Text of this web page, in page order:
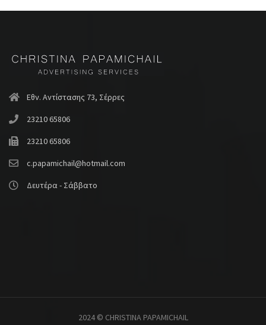
Εθν. Αντίστασης 73, Σέρρες
23210 65806
23210 65806
c.papamichail@hotmail.com
Δευτέρα - Σάββατο
2024 © CHRISTINA PAPAMICHAIL